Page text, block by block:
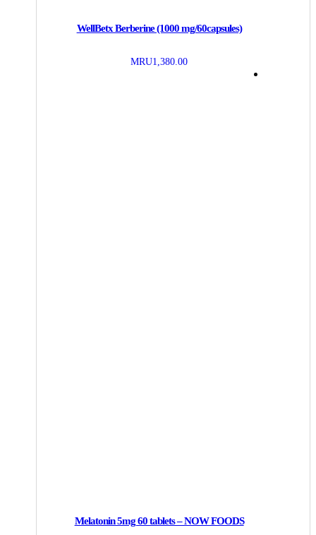
WellBetx Berberine (1000 mg/60capsules)
MRU1,380.00
Melatonin 5mg 60 tablets – NOW FOODS